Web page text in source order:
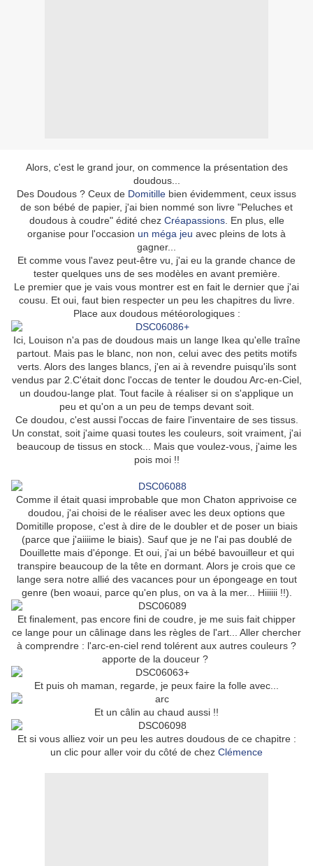
Alors, c'est le grand jour, on commence la présentation des
doudous...
Des Doudous ? Ceux de Domitille bien évidemment, ceux issus
de son bébé de papier, j'ai bien nommé son livre "Peluches et
doudous à coudre" édité chez Créapassions. En plus, elle
organise pour l'occasion un méga jeu avec pleins de lots à
gagner...
Et comme vous l'avez peut-être vu, j'ai eu la grande chance de
tester quelques uns de ses modèles en avant première.
Le premier que je vais vous montrer est en fait le dernier que j'ai
cousu. Et oui, faut bien respecter un peu les chapitres du livre.
Place aux doudous météorologiques :
Ici, Louison n'a pas de doudous mais un lange Ikea qu'elle traîne
partout. Mais pas le blanc, non non, celui avec des petits motifs
verts. Alors des langes blancs, j'en ai à revendre puisqu'ils sont
vendus par 2.C'était donc l'occas de tenter le doudou Arc-en-Ciel,
un doudou-lange plat. Tout facile à réaliser si on s'applique un
peu et qu'on a un peu de temps devant soit.
Ce doudou, c'est aussi l'occas de faire l'inventaire de ses tissus.
Un constat, soit j'aime quasi toutes les couleurs, soit vraiment, j'ai
beaucoup de tissus en stock... Mais que voulez-vous, j'aime les
pois moi !!
Comme il était quasi improbable que mon Chaton apprivoise ce
doudou, j'ai choisi de le réaliser avec les deux options que
Domitille propose, c'est à dire de le doubler et de poser un biais
(parce que j'aiiiime le biais). Sauf que je ne l'ai pas doublé de
Douillette mais d'éponge. Et oui, j'ai un bébé bavouilleur et qui
transpire beaucoup de la tête en dormant. Alors je crois que ce
lange sera notre allié des vacances pour un épongeage en tout
genre (ben woaui, parce qu'en plus, on va à la mer... Hiiiiii !!).
Et finalement, pas encore fini de coudre, je me suis fait chipper
ce lange pour un câlinage dans les règles de l'art... Aller chercher
à comprendre : l'arc-en-ciel rend tolérent aux autres couleurs ?
apporte de la douceur ?
Et puis oh maman, regarde, je peux faire la folle avec...
Et un câlin au chaud aussi !!
Et si vous alliez voir un peu les autres doudous de ce chapitre :
un clic pour aller voir du côté de chez Clémence